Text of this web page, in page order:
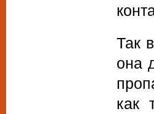
Так
она
как